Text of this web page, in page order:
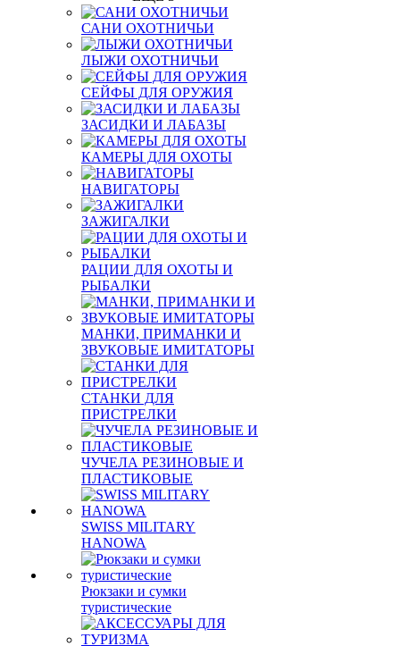
САНИ ОХОТНИЧЬИ
ЛЫЖИ ОХОТНИЧЬИ
СЕЙФЫ ДЛЯ ОРУЖИЯ
ЗАСИДКИ И ЛАБАЗЫ
КАМЕРЫ ДЛЯ ОХОТЫ
НАВИГАТОРЫ
ЗАЖИГАЛКИ
РАЦИИ ДЛЯ ОХОТЫ И
РЫБАЛКИ
МАНКИ, ПРИМАНКИ И
ЗВУКОВЫЕ ИМИТАТОРЫ
СТАНКИ ДЛЯ
ПРИСТРЕЛКИ
ЧУЧЕЛА РЕЗИНОВЫЕ И
ПЛАСТИКОВЫЕ
SWISS MILITARY
HANOWA
Рюкзаки и сумки
туристические